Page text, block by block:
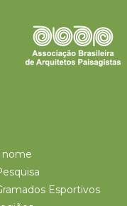
nome
Esportivos